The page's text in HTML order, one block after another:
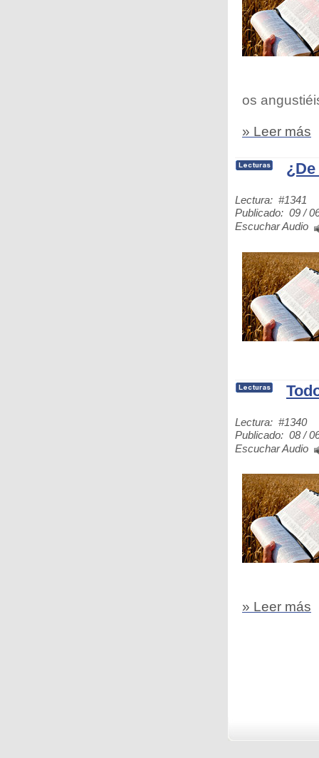
os
» Leer más
Lectura: #1341
Publicado: 09 /
Escuchar Audio
Lectura: #1340
Publicado: 08 /
Escuchar Audio
» Leer más